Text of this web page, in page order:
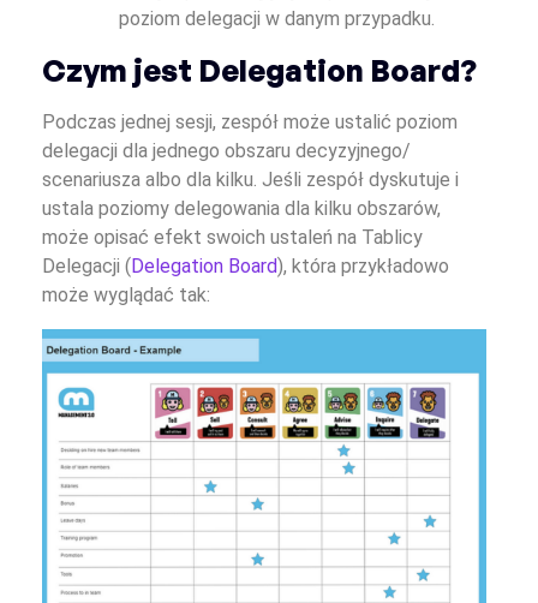
poziom delegacji w danym przypadku.
Czym jest Delegation Board?
Podczas jednej sesji, zespół może ustalić poziom
delegacji dla jednego obszaru decyzyjnego/
scenariusza albo dla kilku. Jeśli zespół dyskutuje i
ustala poziomy delegowania dla kilku obszarów,
może opisać efekt swoich ustaleń na Tablicy
Delegacji (Delegation Board), która przykładowo
może wyglądać tak: